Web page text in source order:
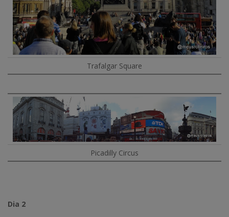
Trafalgar Square
Picadilly Circus
Dia 2